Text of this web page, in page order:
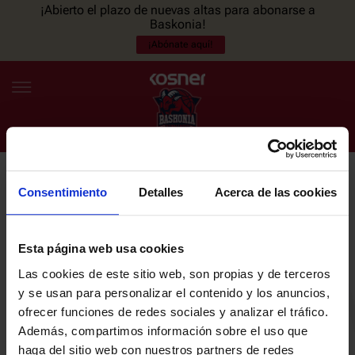
Consentimiento Detalles Acerca de las cookies
Esta página web usa cookies
Las cookies de este sitio web, son propias y de terceros
y se usan para personalizar el contenido y los anuncios,
ofrecer funciones de redes sociales y analizar el tráfico.
Además, compartimos información sobre el uso que
haga del sitio web con nuestros partners de redes
¡Abierto el plazo de nuevas altas para abonarse a
Baskonia!
¡Abónate aquí!
ES EU
NOTICIAS
PLANTILLA
ENTRADAS
NEWSLETTER
últimas noticias y promociones del club.
Email
He leído y acepto laPolítica de privacidaddel SASKI BASKONIA